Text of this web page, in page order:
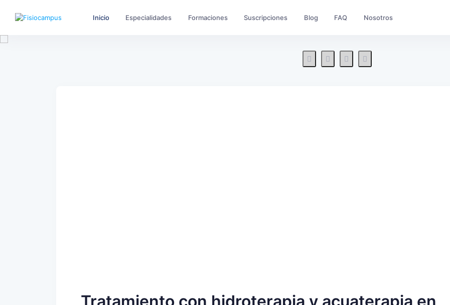
Inicio Especialidades Formaciones Suscripciones Blog FAQ Nosotros